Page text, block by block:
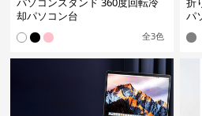
却パソコン台
全3色
パ